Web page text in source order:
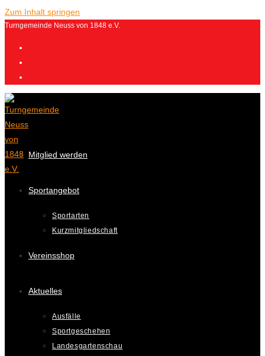
Zum Inhalt springen
Turngemeinde Neuss von 1848 e.V.
Mitglied werden
Sportangebot
Sportarten
Kurzmitgliedschaft
Vereinsshop
Aktuelles
Ausfälle
Sportgeschehen
Landesgartenschau